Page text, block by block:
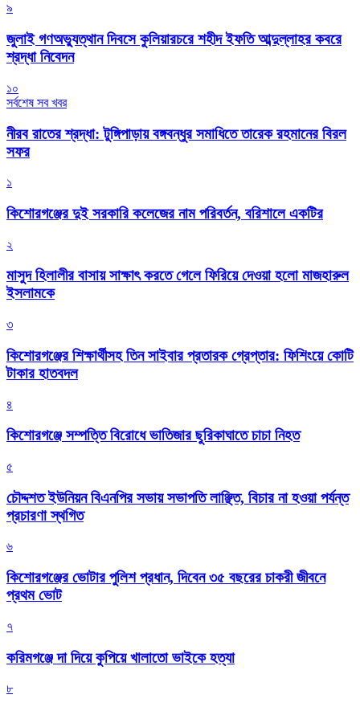
৯
জুলাই গণঅভ্যুত্থান দিবসে কুলিয়ারচরে শহীদ ইফতি আব্দুল্লাহর কবরে
শ্রদ্ধা নিবেদন
১০
সর্বশেষ সব খবর
নীরব রাতের শ্রদ্ধা: টুঙ্গিপাড়ায় বঙ্গবন্ধুর সমাধিতে তারেক রহমানের বিরল
সফর
১
কিশোরগঞ্জের দুই সরকারি কলেজের নাম পরিবর্তন, বরিশালে একটির
২
মাসুদ হিলালীর বাসায় সাক্ষাৎ করতে গেলে ফিরিয়ে দেওয়া হলো মাজহারুল
ইসলামকে
৩
কিশোরগঞ্জের শিক্ষার্থীসহ তিন সাইবার প্রতারক গ্রেপ্তার: ফিশিংয়ে কোটি
টাকার হাতবদল
৪
কিশোরগঞ্জে সম্পত্তি বিরোধে ভাতিজার ছুরিকাঘাতে চাচা নিহত
৫
চৌদ্দশত ইউনিয়ন বিএনপির সভায় সভাপতি লাঞ্ছিত, বিচার না হওয়া পর্যন্ত
প্রচারণা স্থগিত
৬
কিশোরগঞ্জের ভোটার পুলিশ প্রধান, দিবেন ৩৫ বছরের চাকরী জীবনে
প্রথম ভোট
৭
করিমগঞ্জে দা দিয়ে কুপিয়ে খালাতো ভাইকে হত্যা
৮